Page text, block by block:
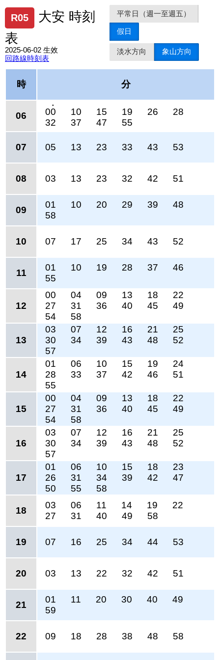
R05
大安 時刻
表
2025-06-02 生效
回路線時刻表
平常日（週一至週五）
假日
淡水方向 象山方向
時 分
06
●
00 10 15 19 26
28
32
37 47 55
07 05 13 23 33 43 53
08 03 13 23 32 42 51
09
01 10 20 29 39
48
58
10 07 17 25 34 43 52
11
01 10 19 28 37
46
55
12
00 04 09 13 18
22
27
31 36 40 45
49
54
58
13
03 07 12 16 21
25
30
34 39 43 48
52
57
14
01 06 10 15 19
24
28
33 37 42 46
51
55
15
00 04 09 13 18
22
27
31 36 40 45
49
54
58
16
03 07 12 16 21
25
30
34 39 43 48
52
57
17
01 06 10 15 18
23
26
31 34 39 42
47
50
55 58
18
03 06 11 14 19
22
27
31 40 49 58
19 07 16 25 34 44 53
20 03 13 22 32 42 51
21
01 11 20 30 40
49
59
22 09 18 28 38 48 58